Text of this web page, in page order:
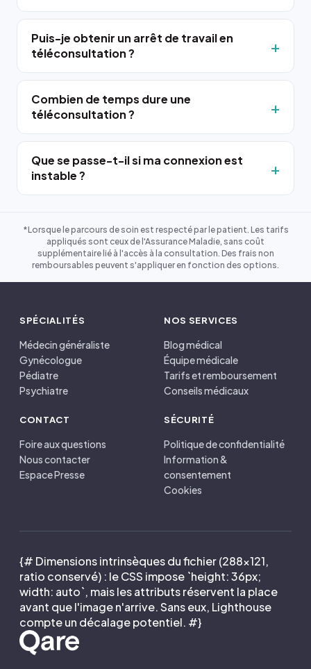
Puis-je obtenir un arrêt de travail en
téléconsultation ?
Combien de temps dure une
téléconsultation ?
Que se passe-t-il si ma connexion est
instable ?
*Lorsque le parcours de soin est respecté par le patient. Les tarifs
appliqués sont ceux de l'Assurance Maladie, sans coût
supplémentaire lié à l'accès à la consultation. Des frais non
remboursables peuvent s'appliquer en fonction des options.
SPÉCIALITÉS
Médecin généraliste
Gynécologue
Pédiatre
Psychiatre
NOS SERVICES
Blog médical
Équipe médicale
Tarifs et remboursement
Conseils médicaux
CONTACT
Foire aux questions
Nous contacter
Espace Presse
SÉCURITÉ
Politique de confidentialité
Information &
consentement
Cookies
{# Dimensions intrinsèques du fichier (288×121,
ratio conservé) : le CSS impose `height: 36px;
width: auto`, mais les attributs réservent la place
avant que l'image n'arrive. Sans eux, Lighthouse
compte un décalage potentiel. #}